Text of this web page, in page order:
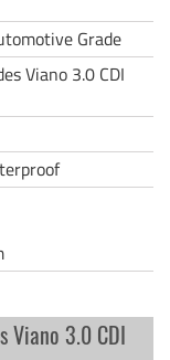
Grade
Viano 3.0 CDI
Viano 3.0 CDI